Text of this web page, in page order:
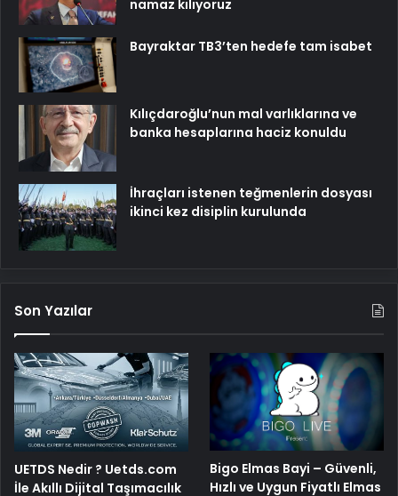
namaz kılıyoruz
Bayraktar TB3’ten hedefe tam isabet
Kılıçdaroğlu’nun mal varlıklarına ve
banka hesaplarına haciz konuldu
İhraçları istenen teğmenlerin dosyası
ikinci kez disiplin kurulunda
Son Yazılar
UETDS Nedir ? Uetds.com
İle Akıllı Dijital Taşımacılık
Bigo Elmas Bayi – Güvenli,
Hızlı ve Uygun Fiyatlı Elmas